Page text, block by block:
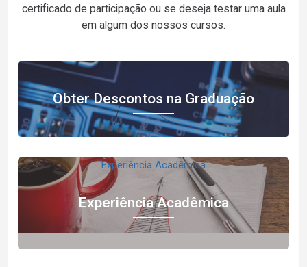
certificado de participação ou se deseja testar uma aula
em algum dos nossos cursos.
Obter Descontos na Graduação
Experiência Acadêmica
Experiência Acadêmica